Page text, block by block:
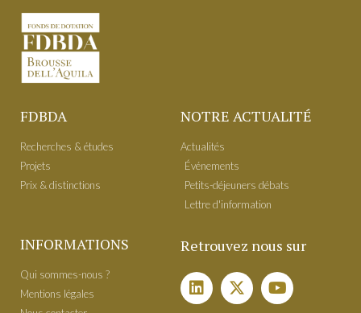
FDBDA
Recherches & études
Projets
Prix & distinctions
NOTRE ACTUALITÉ
Actualités
É​vénements
Petits-déjeuners débats
Lettre d'information
INFORMATIONS
Qui sommes-nous ?
Mentions légales
Retrouvez nous sur